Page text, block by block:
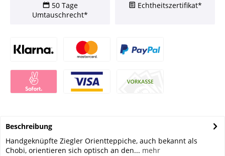
50 Tage
Umtauschrecht*
Echtheitszertifikat*
Beschreibung
Handgeknüpfte Ziegler Orientteppiche, auch bekannt als
Chobi, orientieren sich optisch an den... mehr